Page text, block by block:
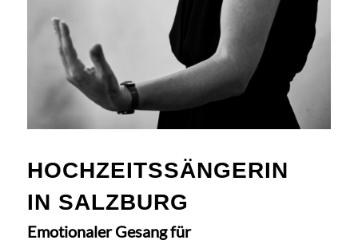
HOCHZEITSSÄNGERIN
IN SALZBURG
Emotionaler Gesang für